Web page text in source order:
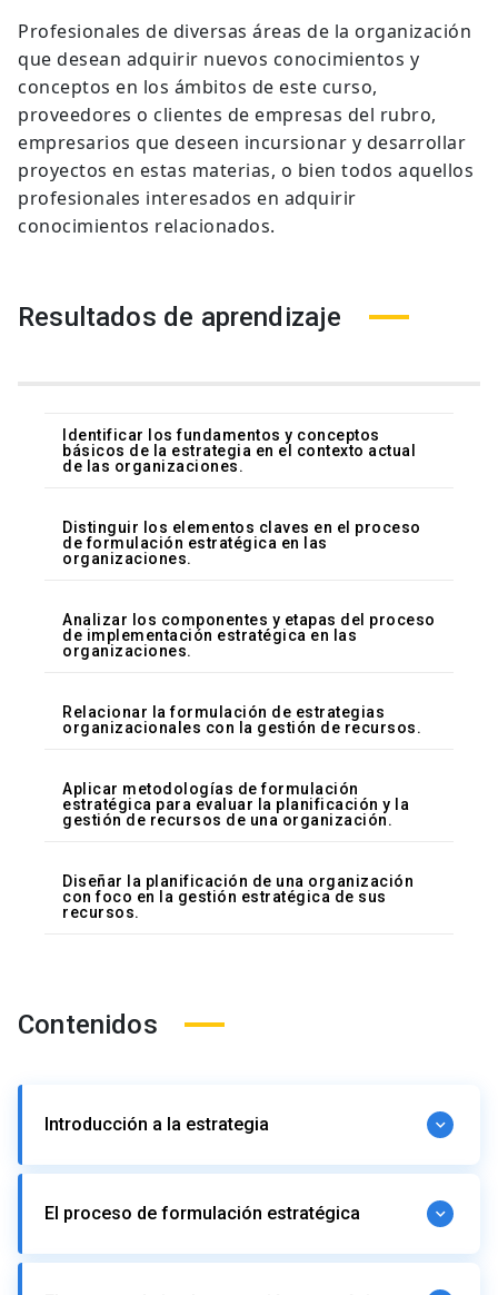
Profesionales de diversas áreas de la organización
que desean adquirir nuevos conocimientos y
conceptos en los ámbitos de este curso,
proveedores o clientes de empresas del rubro,
empresarios que deseen incursionar y desarrollar
proyectos en estas materias, o bien todos aquellos
profesionales interesados en adquirir
conocimientos relacionados.
Resultados de aprendizaje
Identificar los fundamentos y conceptos
básicos de la estrategia en el contexto actual
de las organizaciones.
Distinguir los elementos claves en el proceso
de formulación estratégica en las
organizaciones.
Analizar los componentes y etapas del proceso
de implementación estratégica en las
organizaciones.
Relacionar la formulación de estrategias
organizacionales con la gestión de recursos.
Aplicar metodologías de formulación
estratégica para evaluar la planificación y la
gestión de recursos de una organización.
Diseñar la planificación de una organización
con foco en la gestión estratégica de sus
recursos.
Contenidos
Introducción a la estrategia
actualidad
cambiante como el actual?
El proceso de formulación estratégica